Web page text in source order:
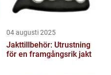
04 augusti 2025
Jakttillbehör: Utrustning
för en framgångsrik jakt